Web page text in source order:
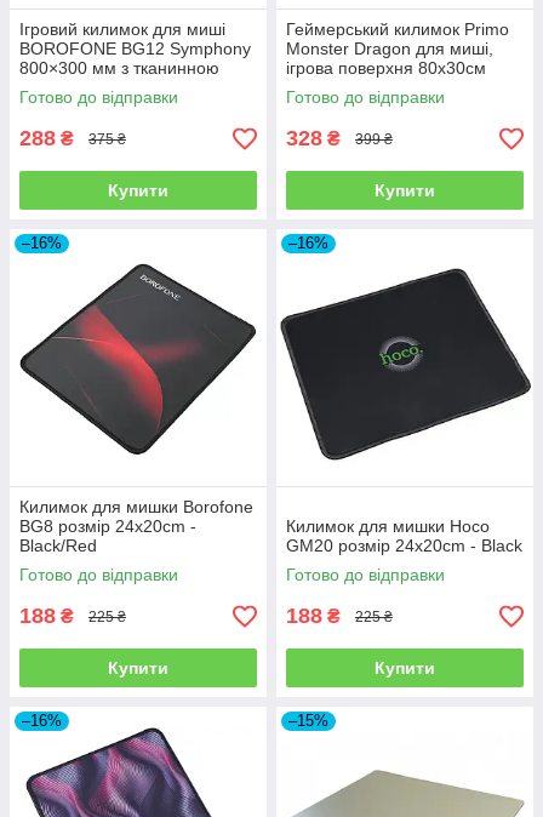
Ігровий килимок для миші
BOROFONE BG12 Symphony
800×300 мм з тканинною
поверхнею та антиковзкою
основою
Готово до відправки
288 ₴ 375 ₴
Купити
Геймерський килимок Primo
Monster Dragon для миші,
ігрова поверхня 80х30см
Готово до відправки
328 ₴ 399 ₴
Купити
–16%
Килимок для мишки Borofone
BG8 розмір 24x20cm -
Black/Red
Готово до відправки
188 ₴ 225 ₴
Купити
–16%
Килимок для мишки Hoco
GM20 розмір 24x20cm - Black
Готово до відправки
188 ₴ 225 ₴
Купити
–16% –15%